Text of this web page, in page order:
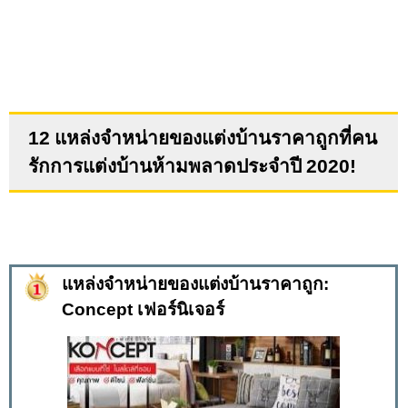
12 แหล่งจำหน่ายของแต่งบ้านราคาถูกที่คน
รักการแต่งบ้านห้ามพลาดประจำปี 2020!
แหล่งจำหน่ายของแต่งบ้านราคาถูก:
Concept เฟอร์นิเจอร์